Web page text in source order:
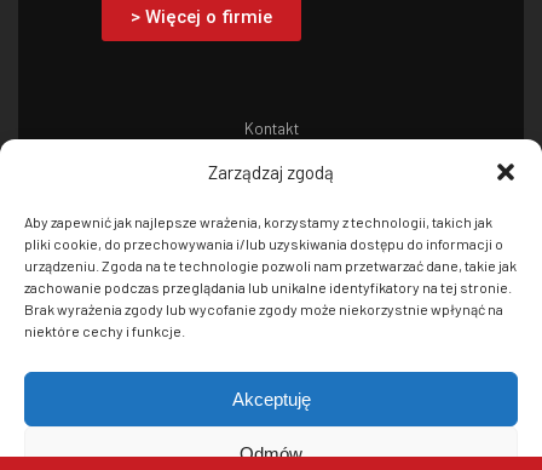
Zarządzaj zgodą
Aby zapewnić jak najlepsze wrażenia, korzystamy z technologii, takich jak
pliki cookie, do przechowywania i/lub uzyskiwania dostępu do informacji o
urządzeniu. Zgoda na te technologie pozwoli nam przetwarzać dane, takie jak
zachowanie podczas przeglądania lub unikalne identyfikatory na tej stronie.
Brak wyrażenia zgody lub wycofanie zgody może niekorzystnie wpłynąć na
niektóre cechy i funkcje.
Akceptuję
Odmów
> Więcej o firmie
Kontakt
Netinet Sp z o.o.
ul. Arkuszowa 18,
01-934 Warszawa
tel: +48 22 213 11 50
e-mail: info@netinet.pl
pon. - pt. 9:00 – 17:00